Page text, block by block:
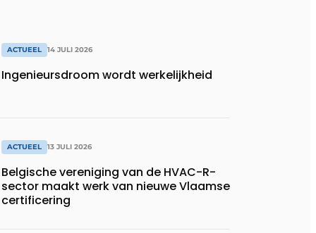
ACTUEEL 14 JULI 2026
Ingenieursdroom wordt werkelijkheid
ACTUEEL 13 JULI 2026
Belgische vereniging van de HVAC-R-
sector maakt werk van nieuwe Vlaamse
certificering